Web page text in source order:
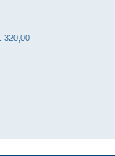
320,00